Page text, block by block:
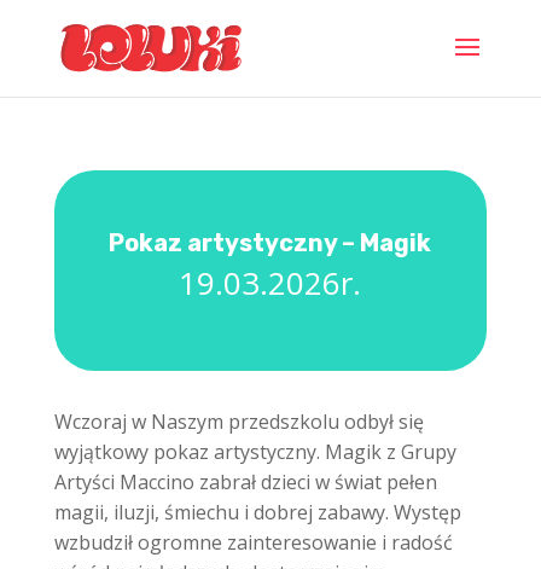
Pokaz artystyczny – Magik
19.03.2026r.
Wczoraj w Naszym przedszkolu odbył się
wyjątkowy pokaz artystyczny. Magik z Grupy
Artyści Maccino zabrał dzieci w świat pełen
magii, iluzji, śmiechu i dobrej zabawy. Występ
wzbudził ogromne zainteresowanie i radość